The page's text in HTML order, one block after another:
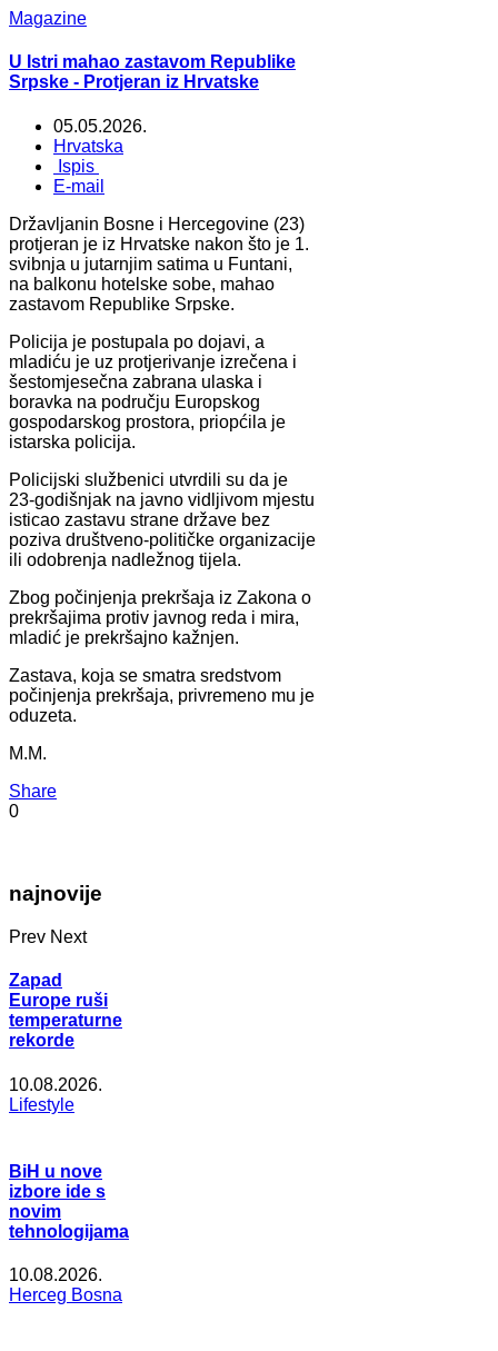
Magazine
U Istri mahao zastavom Republike
Srpske - Protjeran iz Hrvatske
05.05.2026.
Hrvatska
Ispis
E-mail
Državljanin Bosne i Hercegovine (23)
protjeran je iz Hrvatske nakon što je 1.
svibnja u jutarnjim satima u Funtani,
na balkonu hotelske sobe, mahao
zastavom Republike Srpske.
Policija je postupala po dojavi, a
mladiću je uz protjerivanje izrečena i
šestomjesečna zabrana ulaska i
boravka na području Europskog
gospodarskog prostora, priopćila je
istarska policija.
Policijski službenici utvrdili su da je
23-godišnjak na javno vidljivom mjestu
isticao zastavu strane države bez
poziva društveno-političke organizacije
ili odobrenja nadležnog tijela.
Zbog počinjenja prekršaja iz Zakona o
prekršajima protiv javnog reda i mira,
mladić je prekršajno kažnjen.
Zastava, koja se smatra sredstvom
počinjenja prekršaja, privremeno mu je
oduzeta.
M.M.
Share
0
najnovije
Prev Next
Zapad
Europe ruši
temperaturne
rekorde
10.08.2026.
Lifestyle
BiH u nove
izbore ide s
novim
tehnologijama
10.08.2026.
Herceg Bosna